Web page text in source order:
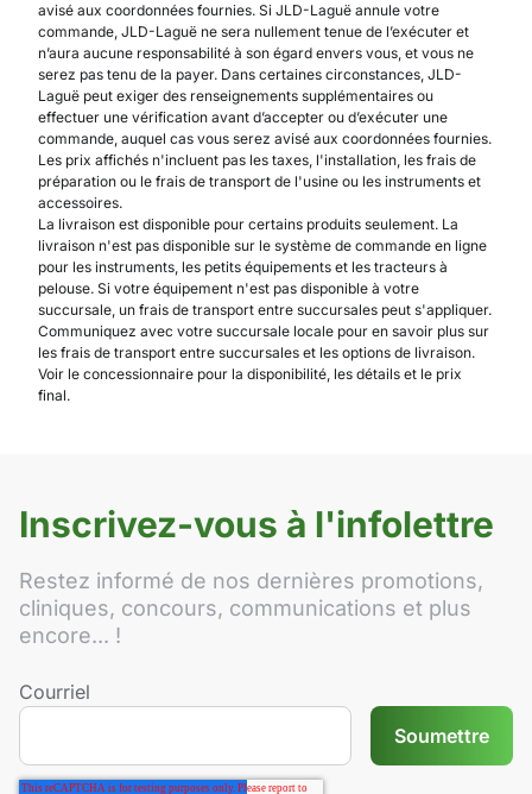
avisé aux coordonnées fournies. Si JLD-Laguë annule votre
commande, JLD-Laguë ne sera nullement tenue de l’exécuter et
n’aura aucune responsabilité à son égard envers vous, et vous ne
serez pas tenu de la payer. Dans certaines circonstances, JLD-
Laguë peut exiger des renseignements supplémentaires ou
effectuer une vérification avant d’accepter ou d’exécuter une
commande, auquel cas vous serez avisé aux coordonnées fournies.
Les prix affichés n'incluent pas les taxes, l'installation, les frais de
préparation ou le frais de transport de l'usine ou les instruments et
accessoires.
La livraison est disponible pour certains produits seulement. La
livraison n'est pas disponible sur le système de commande en ligne
pour les instruments, les petits équipements et les tracteurs à
pelouse. Si votre équipement n'est pas disponible à votre
succursale, un frais de transport entre succursales peut s'appliquer.
Communiquez avec votre succursale locale pour en savoir plus sur
les frais de transport entre succursales et les options de livraison.
Voir le concessionnaire pour la disponibilité, les détails et le prix
final.
Inscrivez-vous à l'infolettre
Restez informé de nos dernières promotions,
cliniques, concours, communications et plus
encore... !
Courriel